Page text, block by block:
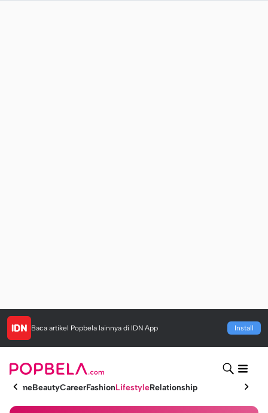
Baca artikel Popbela lainnya di IDN App Install
HomeBeautyCareerFashionLifestyleRelationship